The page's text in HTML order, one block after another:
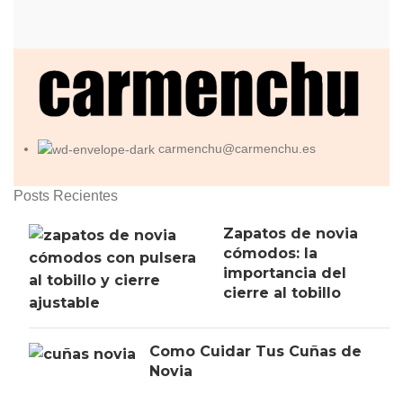
carmenchu@carmenchu.es
Posts Recientes
Zapatos de novia
cómodos: la
importancia del
cierre al tobillo
Como Cuidar Tus Cuñas de
Novia